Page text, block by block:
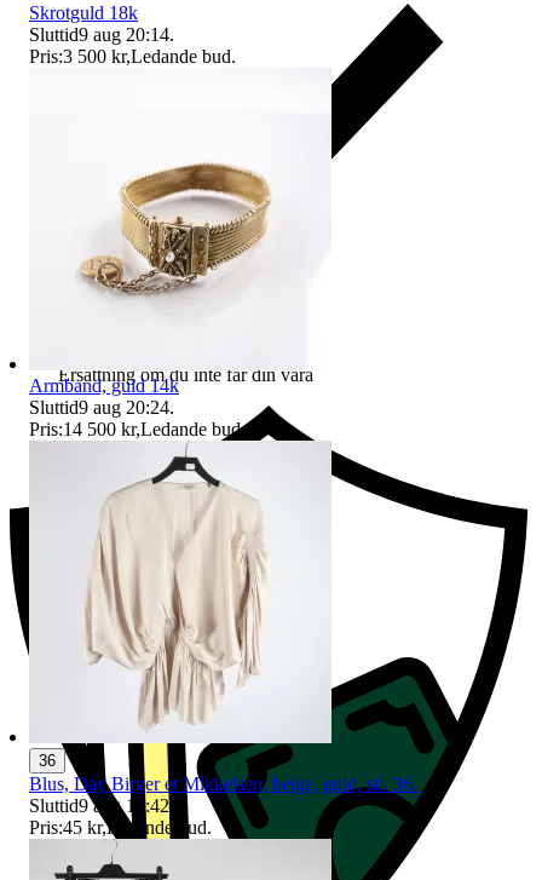
Ersättning om du inte får din vara
Skrotguld 18k
Sluttid9 aug 20:14.
Pris:3 500 kr,Ledande bud.
Armband, guld 14k
Sluttid9 aug 20:24.
Pris:14 500 kr,Ledande bud.
36
Blus, Day Birger et Mikkelsen, beige, guld, stl. 36.
Sluttid9 aug 19:42
Pris:45 kr,Ledande bud.